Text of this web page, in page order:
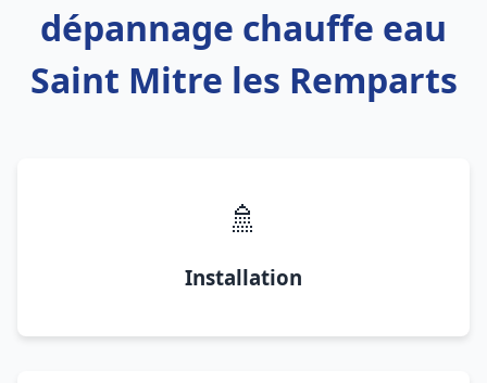
dépannage chauffe eau
Saint Mitre les Remparts
🚿
Installation